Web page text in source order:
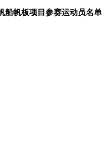
船帆板项目参赛运动员名单